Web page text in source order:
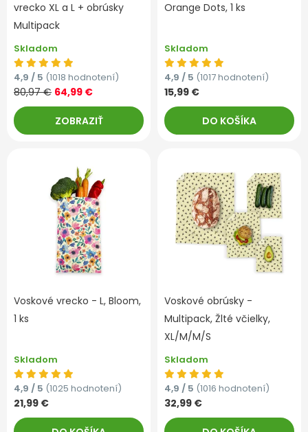
vrecko XL a L + obrúsky
Multipack
Skladom
4,9 / 5 (1018 hodnotení)
80,97 € 64,99 €
ZOBRAZIŤ
Orange Dots, 1 ks
Skladom
4,9 / 5 (1017 hodnotení)
15,99 €
DO KOŠÍKA
Voskové vrecko - L, Bloom,
1 ks
Skladom
4,9 / 5 (1025 hodnotení)
21,99 €
Voskové obrúsky -
Multipack, Žlté včielky,
XL/M/M/S
Skladom
4,9 / 5 (1016 hodnotení)
32,99 €